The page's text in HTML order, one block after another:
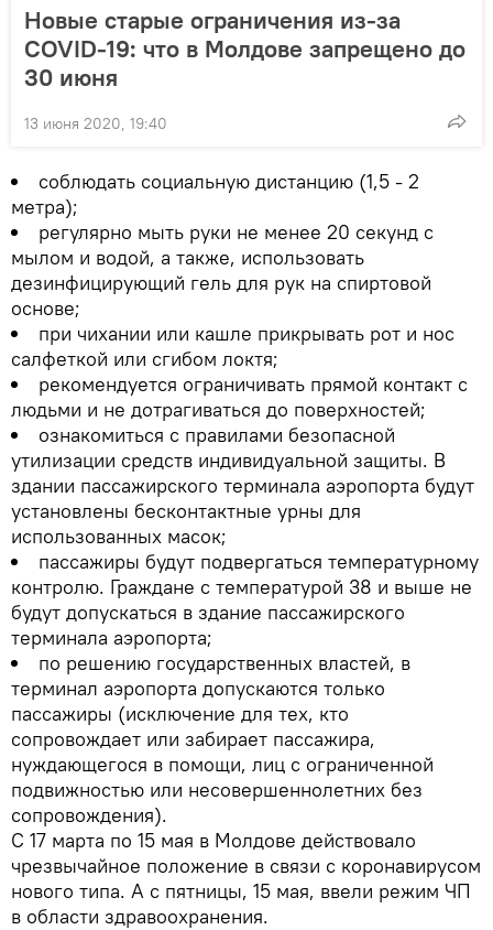
Новые старые ограничения из-за
COVID-19: что в Молдове запрещено до
30 июня
13 июня 2020, 19:40
соблюдать социальную дистанцию (1,5 - 2
метра);
регулярно мыть руки не менее 20 секунд с
мылом и водой, а также, использовать
дезинфицирующий гель для рук на спиртовой
основе;
при чихании или кашле прикрывать рот и нос
салфеткой или сгибом локтя;
рекомендуется ограничивать прямой контакт с
людьми и не дотрагиваться до поверхностей;
ознакомиться с правилами безопасной
утилизации средств индивидуальной защиты. В
здании пассажирского терминала аэропорта будут
установлены бесконтактные урны для
использованных масок;
пассажиры будут подвергаться температурному
контролю. Граждане с температурой 38 и выше не
будут допускаться в здание пассажирского
терминала аэропорта;
по решению государственных властей, в
терминал аэропорта допускаются только
пассажиры (исключение для тех, кто
сопровождает или забирает пассажира,
нуждающегося в помощи, лиц с ограниченной
подвижностью или несовершеннолетних без
сопровождения).
С 17 марта по 15 мая в Молдове действовало
чрезвычайное положение в связи с коронавирусом
нового типа. А с пятницы, 15 мая, ввели режим ЧП
в области здравоохранения.